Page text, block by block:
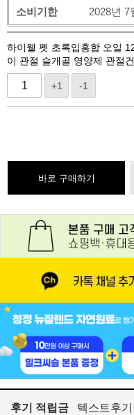
소비기한
2028년 7
하이웰 펫 초록입홍합 오일
이 관절 슬개골 영양제 관절
+1 -1
바로 구매하기
후기 적립금 텍스트후기